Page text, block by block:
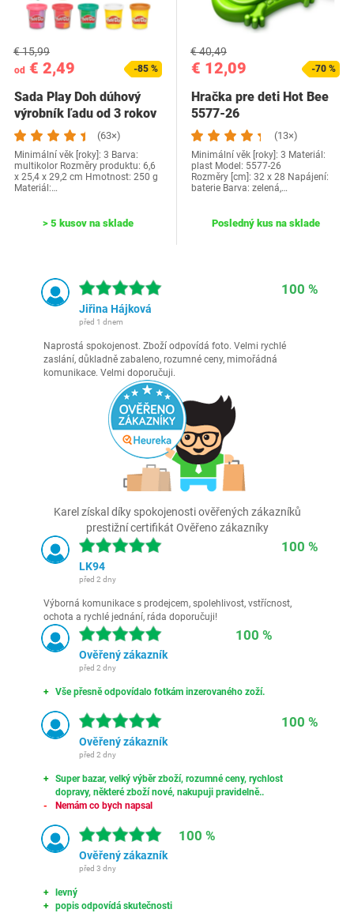
od € 2,49
€ 15,99
-85 %
Sada Play Doh dúhový
výrobník ľadu od 3 rokov
(63×)
Minimální věk [roky]: 3 Barva:
multikolor Rozměry produktu: 6,6
x 25,4 x 29,2 cm Hmotnost: 250 g
Materiál:…
> 5 kusov na sklade
€ 12,09
€ 40,49
-70 %
Hračka pre deti Hot Bee
5577-26
(13×)
Minimální věk [roky]: 3 Materiál:
plast Model: 5577-26
Rozměry [cm]: 32 x 28 Napájení:
baterie Barva: zelená,…
Posledný kus na sklade
100 %
Jiřina Hájková
před 1 dnem
Naprostá spokojenost. Zboží odpovídá foto. Velmi rychlé
zaslání, důkladně zabaleno, rozumné ceny, mimořádná
komunikace. Velmi doporučuji.
Karel získal díky spokojenosti ověřených zákazníků
prestižní certifikát Ověřeno zákazníky
100 %
LK94
před 2 dny
Výborná komunikace s prodejcem, spolehlivost, vstřícnost,
ochota a rychlé jednání, ráda doporučuji!
100 %
Ověřený zákazník
před 2 dny
Vše přesně odpovídalo fotkám inzerovaného zoží.
100 %
Ověřený zákazník
před 2 dny
Super bazar, velký výběr zboží, rozumné ceny, rychlost
dopravy, některé zboží nové, nakupuji pravidelně..
Nemám co bych napsal
100 %
Ověřený zákazník
před 3 dny
levný
popis odpovídá skutečnosti